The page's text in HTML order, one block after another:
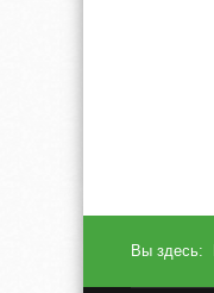
Вы здесь: